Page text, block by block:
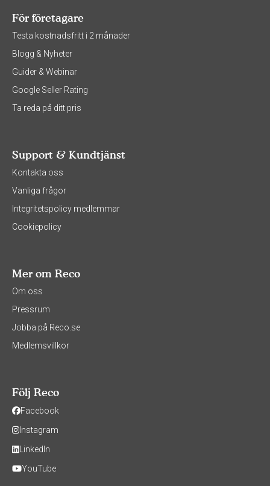
För företagare
Testa kostnadsfritt i 2 månader
Blogg & Nyheter
Guider & Webinar
Google Seller Rating
Ta reda på ditt pris
Support & Kundtjänst
Kontakta oss
Vanliga frågor
Integritetspolicy medlemmar
Cookiepolicy
Mer om Reco
Om oss
Pressrum
Jobba på Reco.se
Medlemsvillkor
Följ Reco
Facebook
Instagram
LinkedIn
YouTube